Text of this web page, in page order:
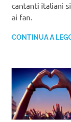
cantanti italiani
ai fan.
CONTINUA A